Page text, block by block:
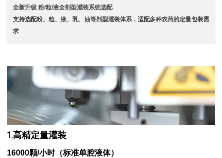
全新升级 粉/粒/液全剂型灌装系统选配
支持选配粉、粒、液、乳、油等剂型灌装体系，适配多种农药的定量包装需
求
1.高精定量灌装
16000颗/小时（标准单腔液体）